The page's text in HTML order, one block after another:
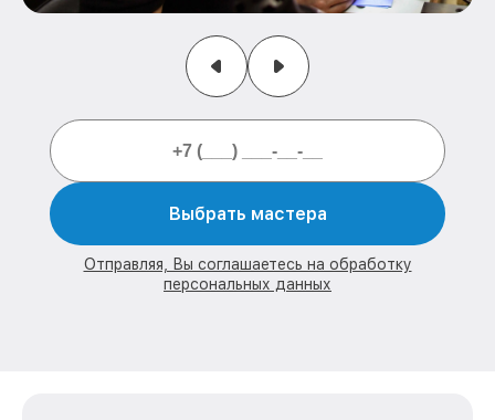
Выбрать мастера
Отправляя, Вы соглашаетесь на обработку
персональных данных